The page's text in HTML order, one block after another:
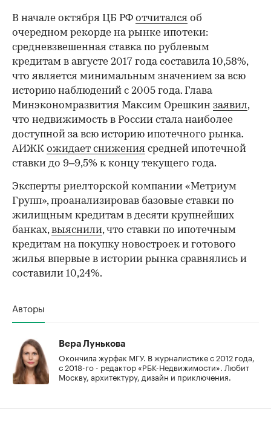
В начале октября ЦБ РФ отчитался об
очередном рекорде на рынке ипотеки:
средневзвешенная ставка по рублевым
кредитам в августе 2017 года составила 10,58%,
что является минимальным значением за всю
историю наблюдений с 2005 года. Глава
Минэкономразвития Максим Орешкин заявил,
что недвижимость в России стала наиболее
доступной за всю историю ипотечного рынка.
АИЖК ожидает снижения средней ипотечной
ставки до 9–9,5% к концу текущего года.
Эксперты риелторской компании «Метриум
Групп», проанализировав базовые ставки по
жилищным кредитам в десяти крупнейших
банках,выяснили, что ставки по ипотечным
кредитам на покупку новостроек и готового
жилья впервые в истории рынка сравнялись и
составили 10,24%.
Авторы
Вера Лунькова
Окончила журфак МГУ. В журналистике с 2012 года,
с 2018-го - редактор «РБК-Недвижимости». Любит
Москву, архитектуру, дизайн и приключения.